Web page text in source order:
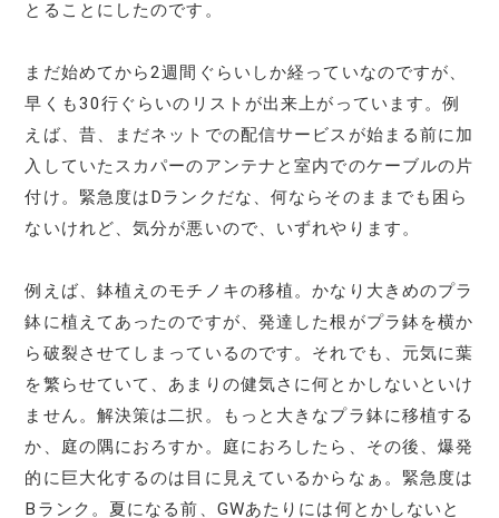
とることにしたのです。
まだ始めてから2週間ぐらいしか経っていなのですが、
早くも30行ぐらいのリストが出来上がっています。例
えば、昔、まだネットでの配信サービスが始まる前に加
入していたスカパーのアンテナと室内でのケーブルの片
付け。緊急度はDランクだな、何ならそのままでも困ら
ないけれど、気分が悪いので、いずれやります。
例えば、鉢植えのモチノキの移植。かなり大きめのプラ
鉢に植えてあったのですが、発達した根がプラ鉢を横か
ら破裂させてしまっているのです。それでも、元気に葉
を繁らせていて、あまりの健気さに何とかしないといけ
ません。解決策は二択。もっと大きなプラ鉢に移植する
か、庭の隅におろすか。庭におろしたら、その後、爆発
的に巨大化するのは目に見えているからなぁ。緊急度は
Bランク。夏になる前、GWあたりには何とかしないと